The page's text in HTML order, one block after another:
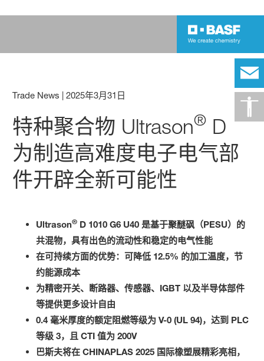
Trade News |2025年3月31日
特种聚合物 Ultrason® D
为制造高难度电子电气部
件开辟全新可能性
Ultrason® D 1010 G6 U40 是基于聚醚砜（PESU）的
共混物，具有出色的流动性和稳定的电气性能
在可持续方面的优势：可降低 12.5% 的加工温度，节
约能源成本
为精密开关、断路器、传感器、IGBT 以及半导体部件
等提供更多设计自由
0.4 毫米厚度的额定阻燃等级为 V-0 (UL 94)，达到 PLC
等级 3，且 CTI 值为 200V
巴斯夫将在 CHINAPLAS 2025 国际橡塑展精彩亮相，